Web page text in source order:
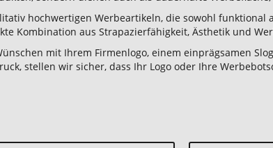
hochwertigen Werbeartikeln, die sowohl
Kombination aus Strapazierfähigkeit, Ästhetik und
mit Ihrem Firmenlogo, einem einprägsamen
stellen wir sicher, dass Ihr Logo oder Ihre